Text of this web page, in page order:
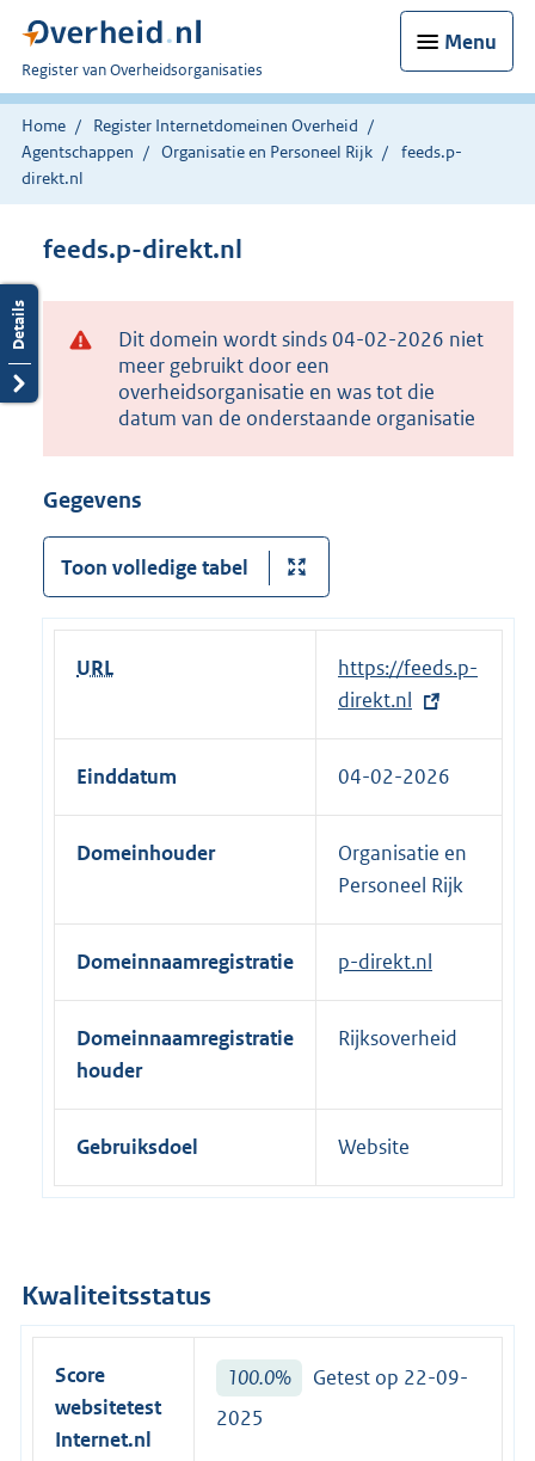
Menu
U
bent
nu
hier:
Register van Overheidsorganisaties
Home
Register Internetdomeinen Overheid
Agentschappen
Organisatie en Personeel Rijk
feeds.p-
direkt.nl
feeds.p-direkt.nl
Dit domein wordt sinds 04-02-2026 niet
meer gebruikt door een
overheidsorganisatie en was tot die
datum van de onderstaande organisatie
Gegevens
Toon volledige tabel
URL
E
x
t
e
e
l
i
n
https://feeds.p-
direkt.nl
Einddatum 04-02-2026
Domeinhouder
Organisatie en
Personeel Rijk
Domeinnaamregistratie p-direkt.nl
Domeinnaamregistratie
houder
Rijksoverheid
Gebruiksdoel Website
Kwaliteitsstatus
Score
websitetest
Internet.nl
100.0%
Getest op 22-09-
2025